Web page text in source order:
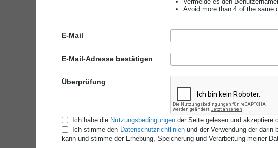
Avoid more than 4 of the same
E-Mail
E-Mail-Adresse bestätigen
Überprüfung
Ich habe die Nutzungsbedingungen der Seite gelesen und akzeptiere
Ich stimme den Datenschutzrichtlinien und der Verwendung der
kann und stimme der Erhebung, Speicherung und Verarbeitung meiner